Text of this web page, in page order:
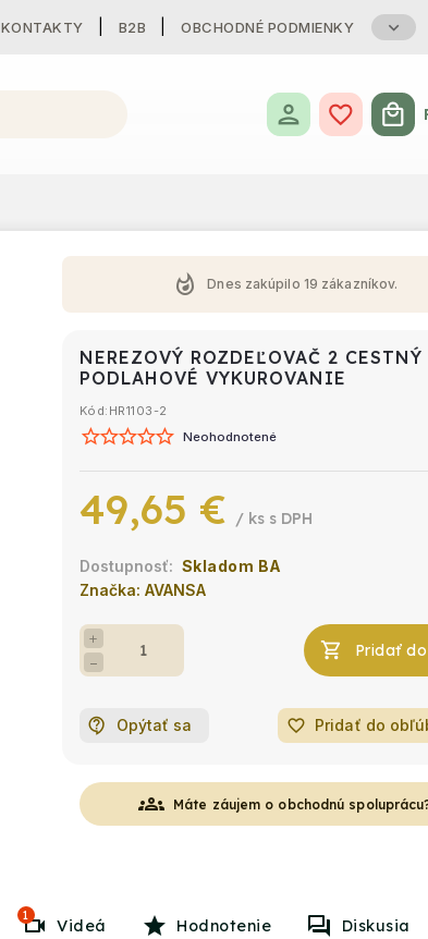
KONTAKTY B2B OBCHODNÉ PODMIENKY
whatshot Dnes zakúpilo 19 zákazníkov.
NEREZOVÝ ROZDEĽOVAČ 2 CESTNÝ
PODLAHOVÉ VYKUROVANIE
Kód: HR1103-2
Neohodnotené
Značka: AVANSA
49,65 € / ks
Skladom BA
+
−
Pridať
Opýtať sa favorite_border Pridať do
groups Máte záujem o obchodnú
1
Videá Hodnotenie Diskusia